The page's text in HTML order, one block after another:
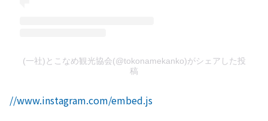
(一社)とこなめ観光協会(@tokonamekanko)がシェアした投
稿
//www.instagram.com/embed.js